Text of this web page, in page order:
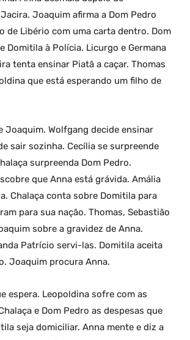
Joaquim afirma a Dom Pedro
de Libério com uma carta dentro. Dom
Domitila à Polícia. Licurgo e Germana
tenta ensinar Piatã a caçar. Thomas
que está esperando um filho de
Joaquim. Wolfgang decide ensinar
sair sozinha. Cecília se surpreende
surpreenda Dom Pedro.
que Anna está grávida. Amália
Chalaça conta sobre Domitila para
para sua nação. Thomas, Sebastião
sobre a gravidez de Anna.
Patrício servi-las. Domitila aceita
Joaquim procura Anna.
espera. Leopoldina sofre com as
e Dom Pedro as despesas que
seja domiciliar. Anna mente e diz a